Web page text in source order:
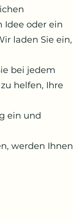
Idee oder ein
laden Sie ein,
bei jedem
helfen, Ihre
ein und
werden Ihnen